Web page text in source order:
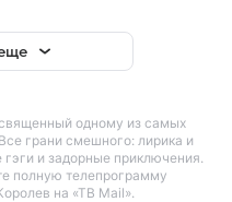
одному из самых
грани смешного: лирика и
и задорные приключения.
полную телепрограмму
на «ТВ Mail».